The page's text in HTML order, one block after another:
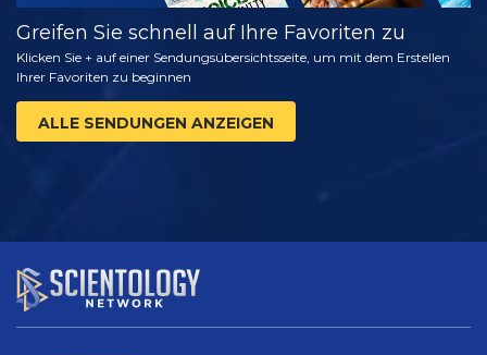
Greifen Sie schnell auf Ihre Favoriten zu
Klicken Sie + auf einer Sendungsübersichtsseite, um mit dem Erstellen
Ihrer Favoriten zu beginnen
ALLE SENDUNGEN ANZEIGEN